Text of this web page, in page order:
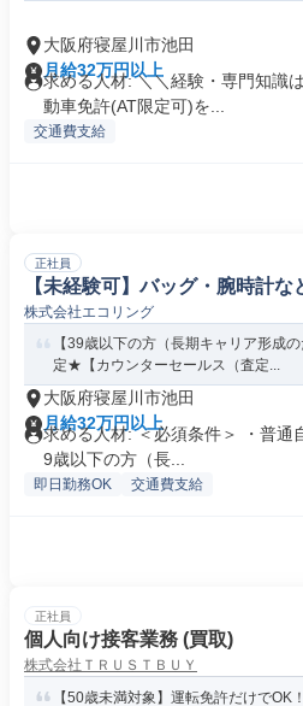
大阪府寝屋川市池田
月給32万円以上
求める人材: ＼＼経験・専門知識
動車免許(AT限定可)を...
交通費支給
正社員
【未経験可】バッグ・腕時計な
株式会社エコリング
【39歳以下の方（長期キャリア形成
定★【カウンターセールス（査定...
大阪府寝屋川市池田
月給32万円以上
求める人材: ＜必須条件＞ ・普通
9歳以下の方（長...
即日勤務OK 交通費支給
正社員
個人向け接客業務 (買取)
株式会社ＴＲＵＳＴＢＵＹ
【50歳未満対象】運転免許だけでOK